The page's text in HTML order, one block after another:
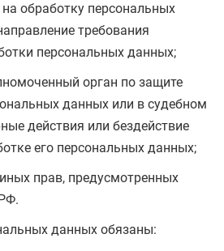
обработку персональных
требования
персональных данных;
орган по защите
данных или в судебном
действия или бездействие
его персональных данных;
прав, предусмотренных
данных обязаны: